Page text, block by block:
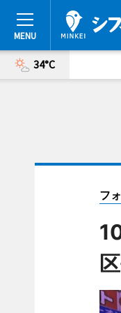
34°C
フ